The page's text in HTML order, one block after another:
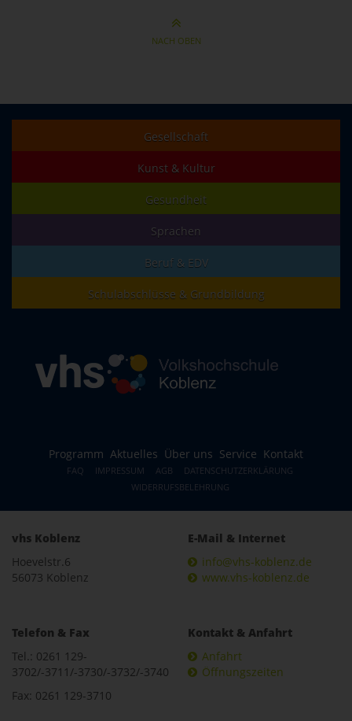
NACH OBEN
Gesellschaft
Kunst & Kultur
Gesundheit
Sprachen
Beruf & EDV
Schulabschlüsse & Grundbildung
Programm Aktuelles Über uns Service Kontakt
FAQ IMPRESSUM AGB
DATENSCHUTZERKLÄRUNG
WIDERRUFSBELEHRUNG
vhs Koblenz
Hoevelstr.6
56073 Koblenz
E-Mail & Internet
info@vhs-koblenz.de
www.vhs-koblenz.de
Telefon & Fax
Tel.: 0261 129-
3702/-3711/-3730/-3732/-3740
Fax: 0261 129-3710
Kontakt & Anfahrt
Anfahrt
Öffnungszeiten